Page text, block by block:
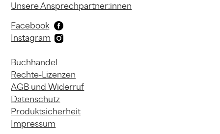
Unsere Ansprechpartner:innen
Facebook
Instagram
Buchhandel
Rechte-Lizenzen
AGB und Widerruf
Datenschutz
Produktsicherheit
Impressum